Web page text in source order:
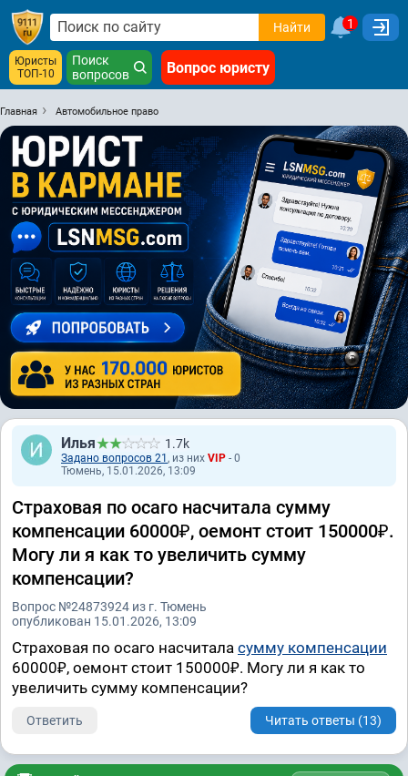
Найти 1
Юристы
ТОП-10
Поиск
вопросов
Вопрос юристу
Главная Автомобильное право
Илья 1.7k
Задано вопросов 21 , из них VIP - 0
Тюмень, 15.01.2026, 13:09
Страховая по осаго насчитала сумму
компенсации 60000₽, оемонт стоит 150000₽.
Могу ли я как то увеличить сумму
компенсации?
Вопрос №24873924 из г. Тюмень
опубликован 15.01.2026, 13:09
Страховая по осаго насчитала сумму компенсации
60000₽, оемонт стоит 150000₽. Могу ли я как то
увеличить сумму компенсации?
Ответить Читать ответы (13)